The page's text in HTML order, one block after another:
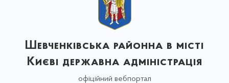
Шевченківська районна в місті
Києві державна адміністрація
офіційний вебпортал